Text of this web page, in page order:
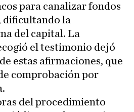
para canalizar fondos
dificultando la
del capital. La
el testimonio dejó
estas afirmaciones, que
comprobación por
del procedimiento